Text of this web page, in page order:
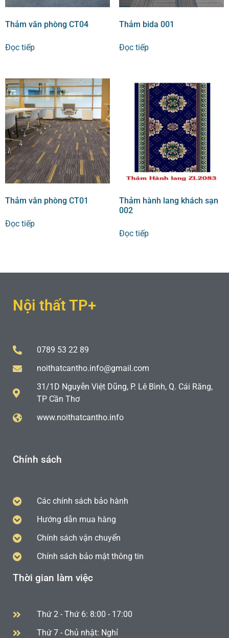
Thảm văn phòng CT04
Đọc tiếp
Thảm bida 001
Đọc tiếp
Thảm văn phòng CT01
Đọc tiếp
Thảm hành lang khách sạn
002
Đọc tiếp
Nội thất TP+
0789 53 22 89
noithatcantho.info@gmail.com
31/1D Nguyễn Việt Dũng, P. Lê Bình, Q. Cái Răng,
TP Cần Thơ
www.noithatcantho.info
Chính sách
Các chính sách bảo hành
Hướng dẫn mua hàng
Chính sách vận chuyển
Chính sách bảo mật thông tin
Thời gian làm việc
Thứ 2 - Thứ 6: 8:00 - 17:00
Thứ 7 - Chủ nhật: Nghỉ